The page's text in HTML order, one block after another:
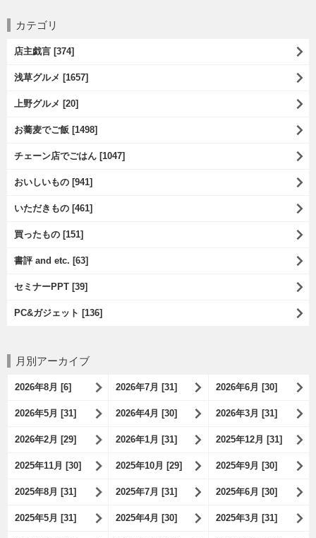
カテゴリ
店主戯言 [374]
浅草グルメ [1657]
上野グルメ [20]
お蕎麦でご飯 [1498]
チェーン店でごはん [1047]
おいしいもの [941]
いただきもの [461]
買ったもの [151]
書評 and etc. [63]
セミナーPPT [39]
PC&ガジェット [136]
月別アーカイブ
2026年8月 [6] 2026年7月 [31] 2026年6月 [30]
2026年5月 [31] 2026年4月 [30] 2026年3月 [31]
2026年2月 [29] 2026年1月 [31] 2025年12月 [31]
2025年11月 [30] 2025年10月 [29] 2025年9月 [30]
2025年8月 [31] 2025年7月 [31] 2025年6月 [30]
2025年5月 [31] 2025年4月 [30] 2025年3月 [31]